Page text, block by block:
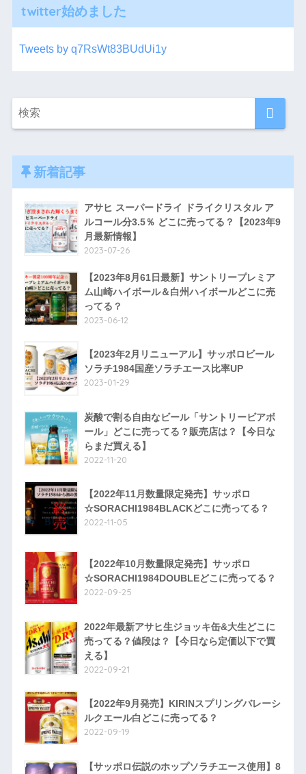
twitter始めました
Tweets by q7RsWt83BUdUi1y
新着記事
アサヒ スーパードライ ドライクリスタル ア
ルコール分3.5％ どこに売ってる？【2023年9
月最新情報】
2023-07-26
【2023年8月61日最新】サントリープレミア
ム山崎ハイボール＆白州ハイボールどこに売
ってる？
2023-06-12
【2023年2月リニューアル】サッポロビール
ソラチ1984国産ソラチエース比率UP
2023-01-29
炭酸で割る自由なビール「サントリービアボ
ール」どこに売ってる？販売店は？【今日な
らまだ買える】
2022-11-20
【2022年11月数量限定発売】サッポロ
☆SORACHI1984BLACKどこに売ってる？
2022-11-05
【2022年10月数量限定発売】サッポロ
☆SORACHI1984DOUBLEどこに売ってる？
2022-09-25
2022年最新アサヒ生ジョッキ缶&大生どこに
売ってる？値段は？【今日なら定価以下で買
える】
2022-09-21
【2022年9月発売】KIRINスプリングバレーシ
ルクエール白どこに売ってる？
2022-09-19
【サッポロ伝説のホップソラチエース使用】8